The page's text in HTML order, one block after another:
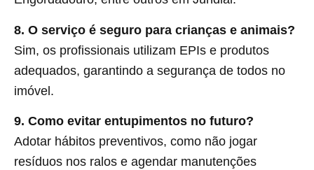
8. O serviço é seguro para crianças e animais?
Sim, os profissionais utilizam EPIs e produtos
adequados, garantindo a segurança de todos no
imóvel.
9. Como evitar entupimentos no futuro?
Adotar hábitos preventivos, como não jogar
resíduos nos ralos e agendar manutenções